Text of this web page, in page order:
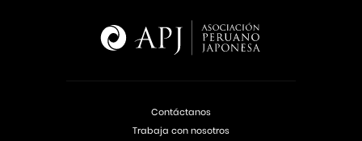
Contáctanos
Trabaja con nosotros